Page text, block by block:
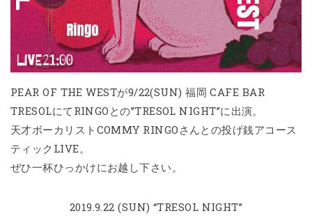
PEAR OF THE WESTが9/22(SUN) 福岡 CAFE BAR
TRESOLにてRINGOとの”TRESOL NIGHT”に出演。
天才ボーカリストCOMMY RINGOさんとの投げ銭アコース
ティックLIVE。
ぜひ一杯ひっかけにお越し下さい。
2019.9.22 (SUN) “TRESOL NIGHT”